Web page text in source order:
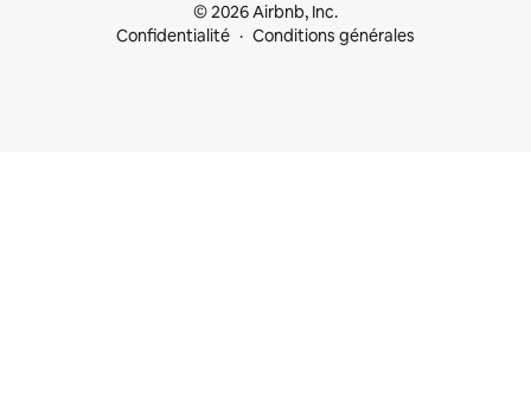
© 2026 Airbnb, Inc.
Confidentialité
Conditions générales